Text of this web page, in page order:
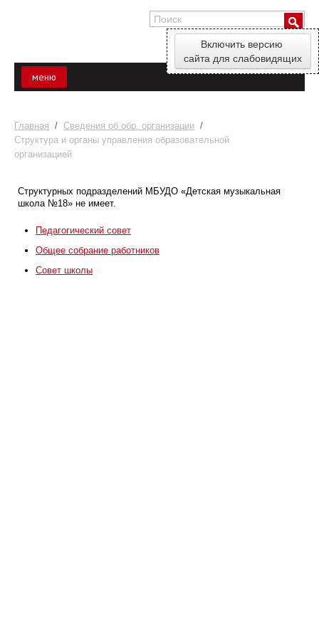
Включить версию
сайта для слабовидящих
меню
ПОСТУПАЮЩИМ
РАСПИСАНИЕ
КОНТАКТЫ
БИЛЕТЫ
Главная / Сведения об обр. организации /
Структура и органы управления образовательной
организацией
Структурных подразделений МБУДО «Детская музыкальная
школа №18» не имеет.
Педагогический совет
Общее собрание работников
Совет школы